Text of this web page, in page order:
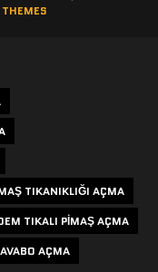
TIKANIKLIĞI AÇMA
TIKALI PIMAŞ AÇMA
AÇMA